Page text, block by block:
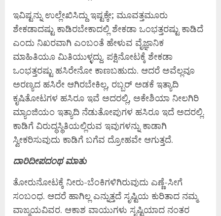
ಇವಿಷ್ಟನ್ನು ಉಲ್ಲೇಖಿಸಿದ್ದು ಇಷ್ಟಕ್ಕೇ; ಮೂವತ್ತಮೂರು
ಶೇಕಡಾದಷ್ಟು ಕಾಡಿರಬೇಕಾದಲ್ಲಿ ಶೇಕಡಾ ಒಂಭತ್ತರಷ್ಟು ಕಾಡಿದೆ
ಎಂದು ನಿಖರವಾಗಿ ಎಂಬಂತೆ ಹೇಳುವ ವೈಜ್ಞಾನಿಕ
ಮಾಹಿತಿಯೂ ಮಿತಿಯುಳ್ಳದ್ದು. ಪಕ್ಷಿನೋಟಕ್ಕೆ ಶೇಕಡಾ
ಒಂಭತ್ತರಷ್ಟು ಹಸಿರೇನೋ ಕಾಣಬಹುದು. ಆದರೆ ಅವೆಲ್ಲವೂ
ಅರಣ್ಯದ ಹಸಿರೇ ಆಗಿರಬೇಕಿಲ್ಲ, ರಬ್ಬರ್ ಅಡಕೆ ಇತ್ಯಾದಿ
ಕೃಷಿತೋಟಗಳ ಹಸಿರೂ ಇವೆ ಅದರಲ್ಲಿ, ಅಕೇಶಿಯಾ ನೀಲಗಿರಿ
ಮ್ಯಾಂಜಿಯಂ ಇತ್ಯಾದಿ ನೆಡುತೋಪುಗಳ ಹಸಿರೂ ಇದೆ ಅದರಲ್ಲಿ.
ಕಾಡಿಗೆ ವಿರುದ್ಧಸ್ಥಿತಿಯಲ್ಲಿರುವ ಇವುಗಳನ್ನು ಕಾಡಾಗಿ
ಸ್ವೀಕರಿಸುವುದು ಕಾಡಿಗೆ ಬಗೆವ ದ್ರೋಹವೇ ಆಗುತ್ತದೆ.
ದಾರಿದೀಪದಂಥ ಮಾತು
ತೋರುನೋಟಕ್ಕೆ ನೀರು-ಬೆಂಕಿಗಳಿಗಿರುವುದು ಎಣ್ಣೆ-ಸೀಗೆ
ಸಂಬಂಧ. ಆದರೆ ಹಾಗಿಲ್ಲ ಎನ್ನುತ್ತದೆ ಸೃಷ್ಟಿಯ ಕುರಿತಾದ ನಮ್ಮ
ವಾಙ್ಮಯವಿವರ. ಆಕಾಶ ವಾಯುಗಳು ಸೃಷ್ಟಿಯಾದ ನಂತರ